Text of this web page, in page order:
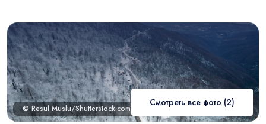
© Resul Muslu/Shutterstock.com
Смотреть все фото (2)